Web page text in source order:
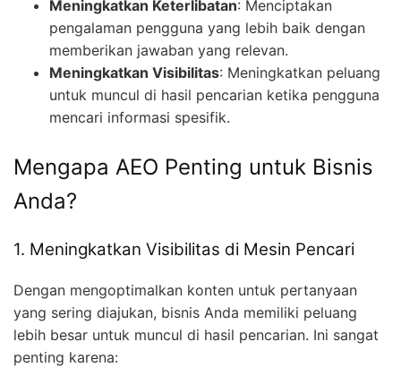
Meningkatkan Keterlibatan: Menciptakan
pengalaman pengguna yang lebih baik dengan
memberikan jawaban yang relevan.
Meningkatkan Visibilitas: Meningkatkan peluang
untuk muncul di hasil pencarian ketika pengguna
mencari informasi spesifik.
Mengapa AEO Penting untuk Bisnis
Anda?
1. Meningkatkan Visibilitas di Mesin Pencari
Dengan mengoptimalkan konten untuk pertanyaan
yang sering diajukan, bisnis Anda memiliki peluang
lebih besar untuk muncul di hasil pencarian. Ini sangat
penting karena: